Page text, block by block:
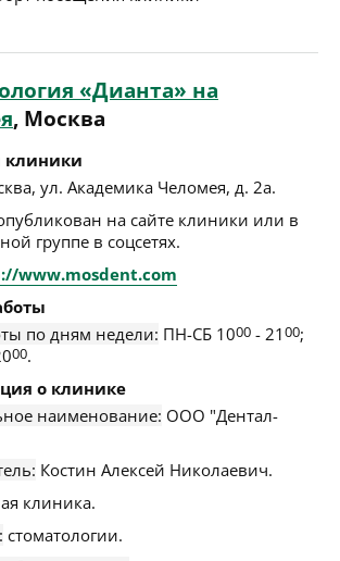
«Дианта» на
, Москва
клиники
, ул. Академика Челомея, д. 2а.
на сайте клиники или в
группе в соцсетях.
www.mosdent.com
по дням недели: ПН-СБ 1000 - 2100;
00.
о клинике
наименование: ООО "Дентал-
Костин Алексей Николаевич.
клиника.
стоматологии.